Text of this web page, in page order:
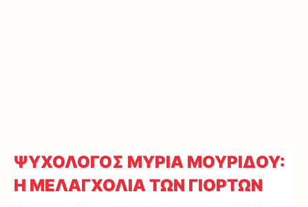
ΨΥΧΟΛΟΓΟΣ ΜΥΡΙΑ ΜΟΥΡΙΔΟΥ:
Η ΜΕΛΑΓΧΟΛΙΑ ΤΩΝ ΓΙΟΡΤΩΝ